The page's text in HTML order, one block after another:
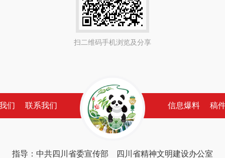
扫二维码手机浏览及分享
们 联系我们 信息爆料 稿
指导：中共四川省委宣传部 四川省精神文明建设办公室